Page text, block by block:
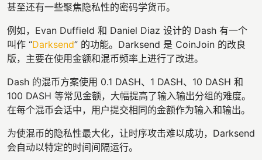
甚至还有一些聚焦隐私性的密码学货币。
例如，Evan Duffield ­和 Daniel Diaz 设计的 Dash 有一个
叫作 “Darksend” 的功能。Darksend 是 CoinJoin 的改良
版，主要在使用金额和混币频率上进行了改进。
Dash 的混币方案使用 0.1 DASH、1 DASH、10 DASH 和
100 DASH 等常见金额，大幅提高了输入输出分组的难度。
在每个混币会话中，用户提交相同的金额作为输入和输出。
为使混币的隐私性最大化，让时序攻击难以成功，Darksend
会自动以特定的时间间隔运行。